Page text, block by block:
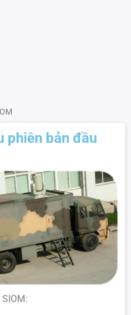
phiên bản đầu